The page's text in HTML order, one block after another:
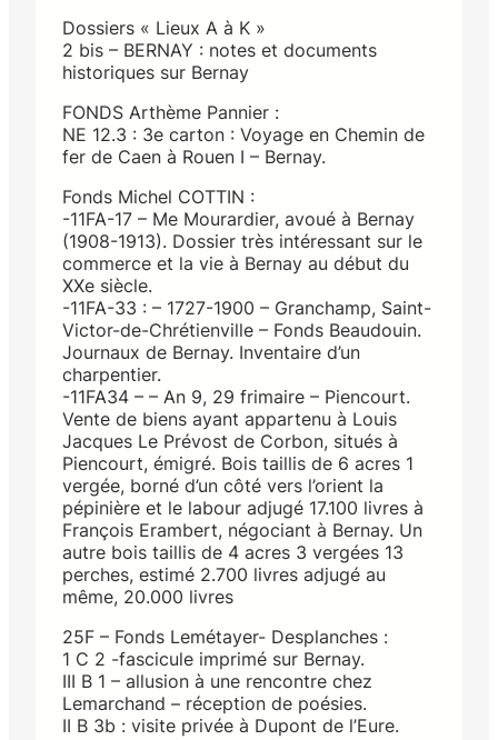
Dossiers « Lieux A à K »
2 bis – BERNAY : notes et documents
historiques sur Bernay
FONDS Arthème Pannier :
NE 12.3 : 3e carton : Voyage en Chemin de
fer de Caen à Rouen I – Bernay.
Fonds Michel COTTIN :
-11FA-17 – Me Mourardier, avoué à Bernay
(1908-1913). Dossier très intéressant sur le
commerce et la vie à Bernay au début du
XXe siècle.
-11FA-33 : – 1727-1900 – Granchamp, Saint-
Victor-de-Chrétienville – Fonds Beaudouin.
Journaux de Bernay. Inventaire d’un
charpentier.
-11FA34 – – An 9, 29 frimaire – Piencourt.
Vente de biens ayant appartenu à Louis
Jacques Le Prévost de Corbon, situés à
Piencourt, émigré. Bois taillis de 6 acres 1
vergée, borné d’un côté vers l’orient la
pépinière et le labour adjugé 17.100 livres à
François Erambert, négociant à Bernay. Un
autre bois taillis de 4 acres 3 vergées 13
perches, estimé 2.700 livres adjugé au
même, 20.000 livres
25F – Fonds Lemétayer- Desplanches :
1 C 2 -fascicule imprimé sur Bernay.
III B 1 – allusion à une rencontre chez
Lemarchand – réception de poésies.
II B 3b : visite privée à Dupont de l’Eure.